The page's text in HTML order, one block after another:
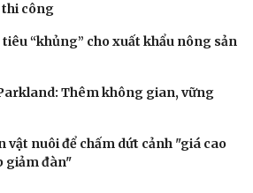
thi công
“khủng” cho xuất khẩu nông sản
Thêm không gian, vững
vật nuôi để chấm dứt cảnh "giá cao
giảm đàn"